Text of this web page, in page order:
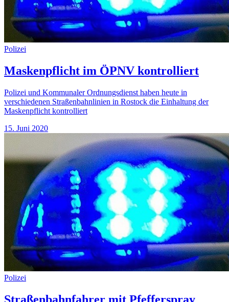
Polizei
Maskenpflicht im ÖPNV kontrolliert
Polizei und Kommunaler Ordnungsdienst haben heute in
verschiedenen Straßenbahnlinien in Rostock die Einhaltung der
Maskenpflicht kontrolliert
15. Juni 2020
Polizei